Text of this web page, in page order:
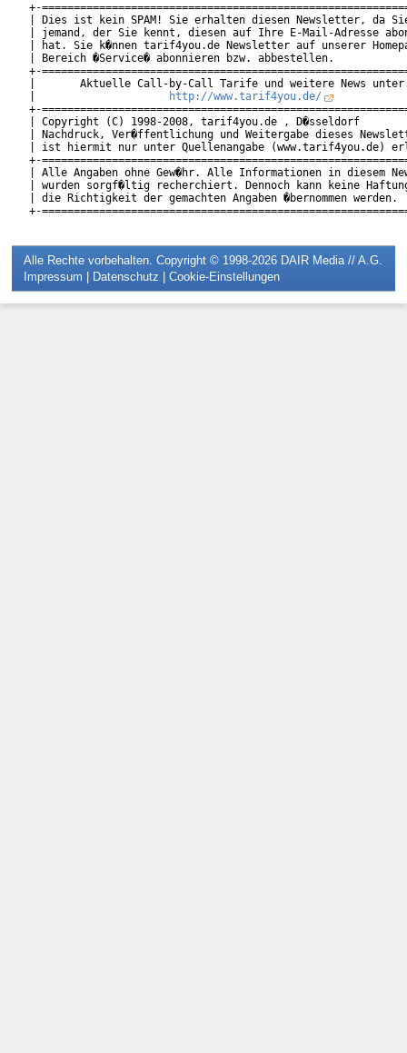
+-
| Dies ist kein SPAM! Sie erhalten diesen Newsletter, da
| jemand, der Sie kennt, diesen auf Ihre E-Mail-Adresse
| hat. Sie k�nnen tarif4you.de Newsletter auf unserer
| Bereich �Service� abonnieren bzw. abbestellen.
+-
|       Aktuelle Call-by-Call Tarife und weitere News
http://www.tarif4you.de/
+-
| Copyright (C) 1998-2008, tarif4you.de , D�sseldorf
| Nachdruck, Ver�ffentlichung und Weitergabe dieses
| ist hiermit nur unter Quellenangabe (www.tarif4you.de)
+-
| Alle Angaben ohne Gew�hr. Alle Informationen in diesem
| wurden sorgf�ltig recherchiert. Dennoch kann keine
| die Richtigkeit der gemachten Angaben �bernommen
Alle Rechte vorbehalten. Copyright © 1998-2026 DAIR Media // A.G.
Impressum | Datenschutz | Cookie-Einstellungen